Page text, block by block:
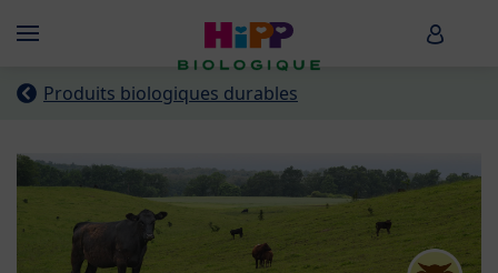
Menü HiPP
Produits biologiques durables